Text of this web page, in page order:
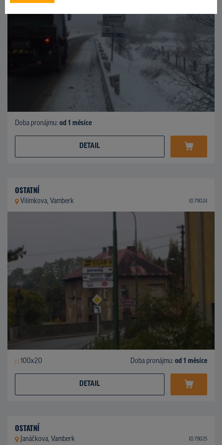
Doba pronájmu: od 1 měsíce
DETAIL
OSTATNÍ
Vilímkova, Vamberk ID 79024
100x20 Doba pronájmu: od 1 měsíce
DETAIL
OSTATNÍ
Janáčkova, Vamberk ID 79025